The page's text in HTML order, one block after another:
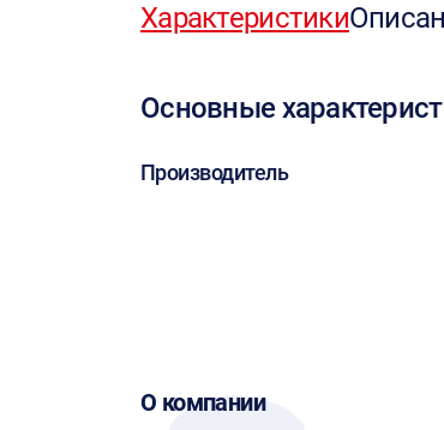
Характеристики
Основные
Производитель
О компании